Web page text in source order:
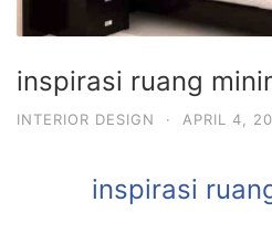
inspirasi ruang
INTERIOR DESIGN · APRIL 4,
inspirasi